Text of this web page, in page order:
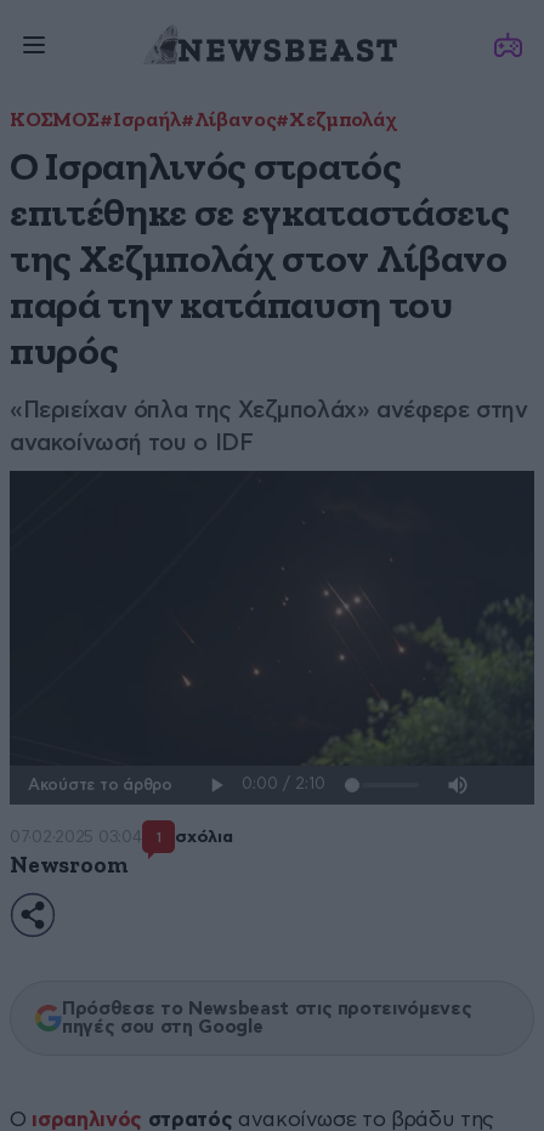
ΚΟΣΜΟΣ#Ισραήλ#Λίβανος#Χεζμπολάχ
Ο Ισραηλινός στρατός
επιτέθηκε σε εγκαταστάσεις
της Χεζμπολάχ στον Λίβανο
παρά την κατάπαυση του
πυρός
«Περιείχαν όπλα της Χεζμπολάχ» ανέφερε στην
ανακοίνωσή του ο IDF
Ακούστε το άρθρο
07·02·2025 03:04 1 σχόλια
Newsroom
Πρόσθεσε το Newsbeast στις προτεινόμενες
πηγές σου στη Google
Ο ισραηλινός στρατός ανακοίνωσε το βράδυ της